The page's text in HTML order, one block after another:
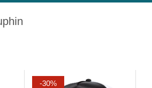
-30%